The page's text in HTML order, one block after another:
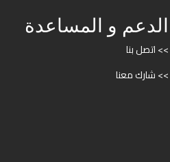
الدعم و المساعدة
>> اتصل بنا
>> شارك معنا